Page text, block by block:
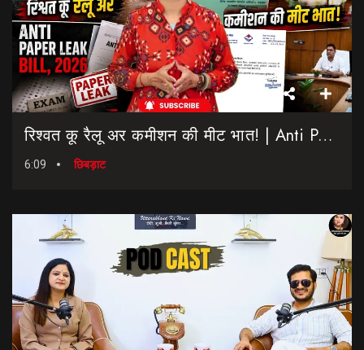
रिश्वत कू रैलू अर कमीशन की मीट भात! | Anti Paper Leak Bill 2026 | Saptahik Chhiprat
6:09 छिबड़ाट